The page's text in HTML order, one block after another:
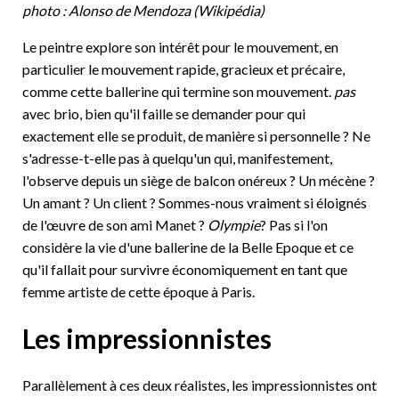
photo : Alonso de Mendoza (Wikipédia)
Le peintre explore son intérêt pour le mouvement, en
particulier le mouvement rapide, gracieux et précaire,
comme cette ballerine qui termine son mouvement. pas
avec brio, bien qu'il faille se demander pour qui
exactement elle se produit, de manière si personnelle ? Ne
s'adresse-t-elle pas à quelqu'un qui, manifestement,
l'observe depuis un siège de balcon onéreux ? Un mécène ?
Un amant ? Un client ? Sommes-nous vraiment si éloignés
de l'œuvre de son ami Manet ? Olympie? Pas si l'on
considère la vie d'une ballerine de la Belle Epoque et ce
qu'il fallait pour survivre économiquement en tant que
femme artiste de cette époque à Paris.
Les impressionnistes
Parallèlement à ces deux réalistes, les impressionnistes ont